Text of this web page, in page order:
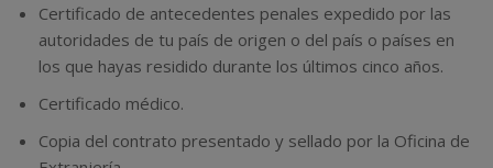
Certificado de antecedentes penales expedido por las
autoridades de tu país de origen o del país o países en
los que hayas residido durante los últimos cinco años.
Certificado médico.
Copia del contrato presentado y sellado por la Oficina de